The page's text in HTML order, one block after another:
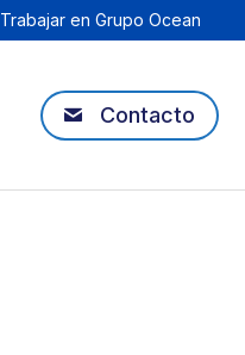
Trabajar en Grupo Ocean
Contacto